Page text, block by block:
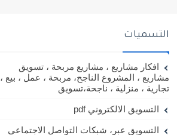
التسميات
افكار مشاريع ، مشاريع مربحة ، تسويق
مشاريع ، المشروع الناجح، مربحة ، عمل ، بيع ،
تجارية ، منزلية ، ناجحة،تسويق
التسويق الالكتروني pdf
التسويق عبر، شبكات التواصل الاجتماعي